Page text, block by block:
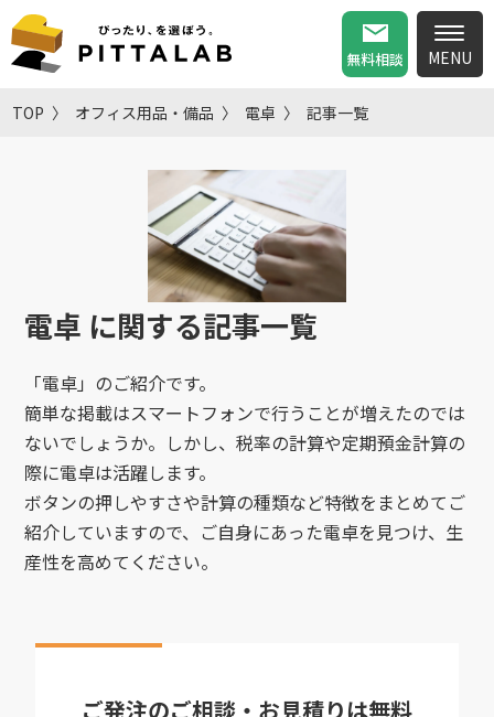
無料相談
TOP オフィス用品・備品 電卓 記事一覧
電卓 に関する記事一覧
「電卓」のご紹介です。
簡単な掲載はスマートフォンで行うことが増えたのでは
ないでしょうか。しかし、税率の計算や定期預金計算の
際に電卓は活躍します。
ボタンの押しやすさや計算の種類など特徴をまとめてご
紹介していますので、ご自身にあった電卓を見つけ、生
産性を高めてください。
ご発注のご相談・お見積りは無料